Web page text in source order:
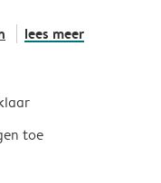
lees meer
toe